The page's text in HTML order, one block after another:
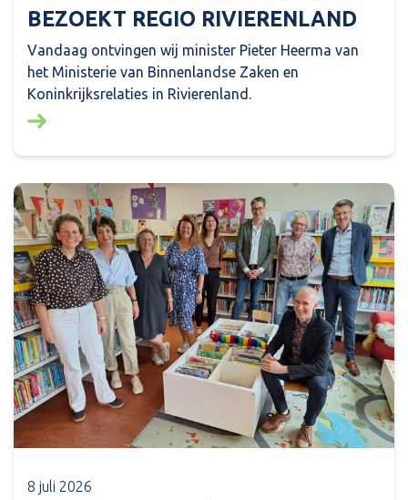
BEZOEKT REGIO RIVIERENLAND
Vandaag ontvingen wij minister Pieter Heerma van
het Ministerie van Binnenlandse Zaken en
Koninkrijksrelaties in Rivierenland.
Lees meer over: Minister Pieter Heerma (BZK)
8 juli 2026